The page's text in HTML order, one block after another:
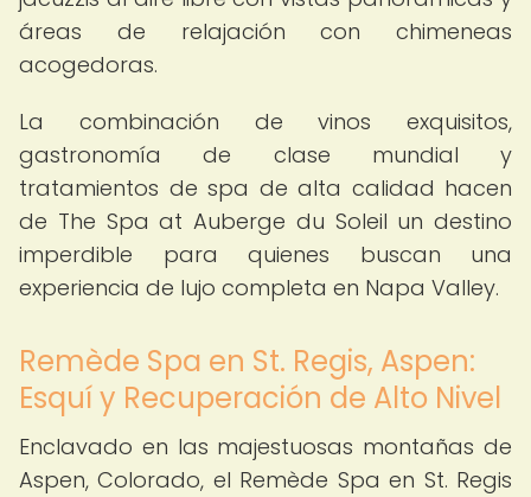
áreas de relajación con chimeneas
acogedoras.
La combinación de vinos exquisitos,
gastronomía de clase mundial y
tratamientos de spa de alta calidad hacen
de The Spa at Auberge du Soleil un destino
imperdible para quienes buscan una
experiencia de lujo completa en Napa Valley.
Remède Spa en St. Regis, Aspen:
Esquí y Recuperación de Alto Nivel
Enclavado en las majestuosas montañas de
Aspen, Colorado, el Remède Spa en St. Regis